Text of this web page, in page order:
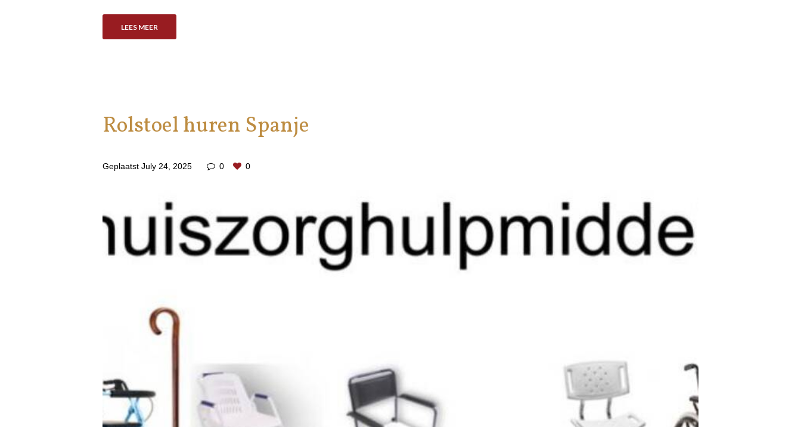
LEES MEER
Rolstoel huren Spanje
Geplaatst July 24, 2025 0 0